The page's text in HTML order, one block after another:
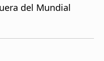
del Mundial